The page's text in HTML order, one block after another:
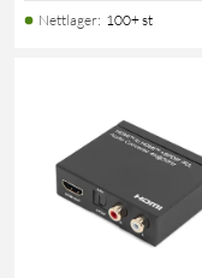
Nettlager: 100+ st